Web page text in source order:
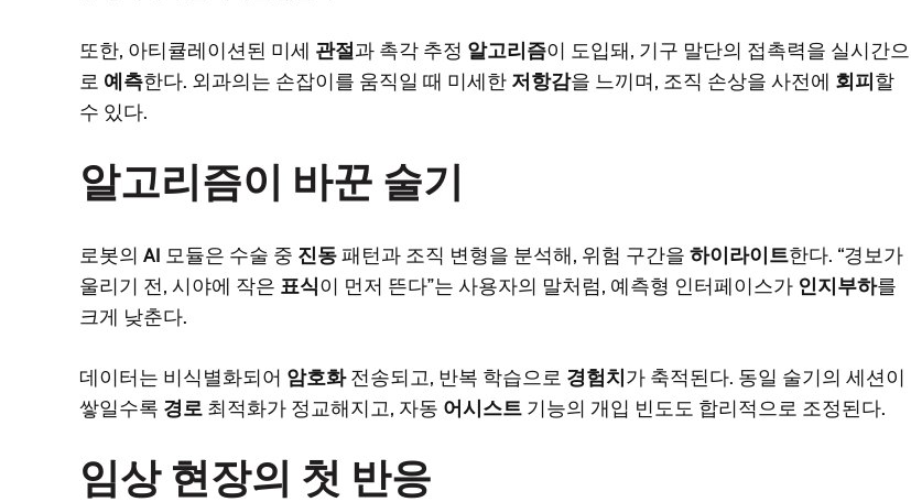
또한, 아티큘레이션된 미세 관절과 촉각 추정 알고리즘이 도입돼, 기구 말단의 접촉력을 실시간으
로 예측한다. 외과의는 손잡이를 움직일 때 미세한 저항감을 느끼며, 조직 손상을 사전에 회피할
수 있다.
알고리즘이 바꾼 술기
로봇의 AI 모듈은 수술 중 진동패턴과 조직 변형을 분석해, 위험 구간을 하이라이트한다. “경보가
울리기 전, 시야에 작은 표식이 먼저 뜬다”는 사용자의 말처럼, 예측형 인터페이스가 인지부하를
크게 낮춘다.
데이터는 비식별화되어 암호화전송되고, 반복 학습으로 경험치가 축적된다. 동일 술기의 세션이
쌓일수록 경로 최적화가 정교해지고, 자동 어시스트 기능의 개입 빈도도 합리적으로 조정된다.
임상 현장의 첫 반응